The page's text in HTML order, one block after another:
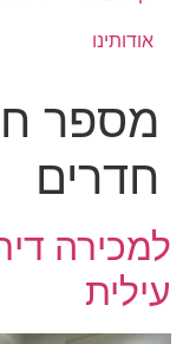
אודותינו
מספר
חדרים
עילית